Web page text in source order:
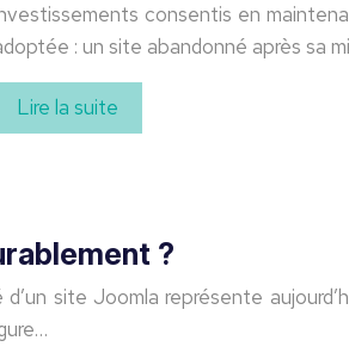
consentis en
: un site abandonné après sa
Lire la suite
?
site Joomla représente